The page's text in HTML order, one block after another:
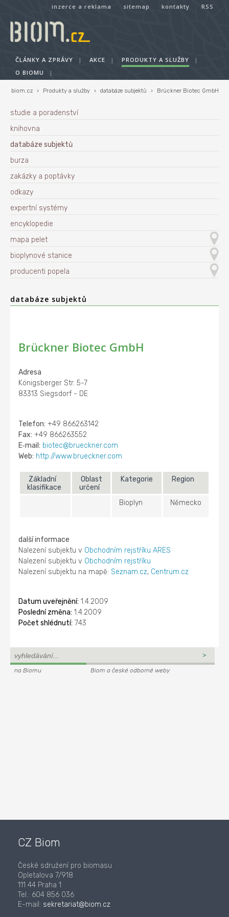
inzerce a reklama sitemap kontakty RSS
ČLÁNKY A ZPRÁVY | AKCE | PRODUKTY A SLUŽBY
|
O BIOMU
|
biom.cz › Produkty a služby › databáze subjektů › Brückner Biotec GmbH
studie a poradenství
knihovna
databáze subjektů
burza
zakázky a poptávky
odkazy
expertní systémy
encyklopedie
mapa pelet
bioplynové stanice
producenti popela
databáze subjektů
Brückner Biotec GmbH
Adresa
Königsberger Str. 5-7
83313 Siegsdorf - DE
Telefon: +49 866263142
Fax: +49 866263552
E‑mail: biotec@brueckner.com
Web: http://www.brueckner.com
Základní
klasifikace
Oblast
určení
Kategorie Region
Bioplyn Německo
další informace
Nalezení subjektu v Obchodním rejstříku ARES
Nalezení subjektu v Obchodním rejstříku
Nalezení subjektu na mapě:Seznam.cz, Centrum.cz
Datum uveřejnění: 1.4.2009
Poslední změna: 1.4.2009
Počet shlédnutí: 743
na Biomu Biom a české odborné weby
CZ Biom
České sdružení pro biomasu
Opletalova 7/918
111 44 Praha 1
Tel.: 604 856 036
E-mail: sekretariat@biom.cz